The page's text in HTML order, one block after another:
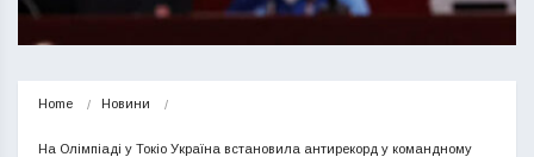
Home Новини
На Олімпіаді у Токіо Україна встановила антирекорд у командному